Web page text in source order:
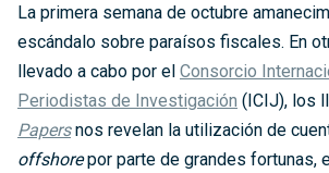
La primera semana de octubre
escándalo sobre paraísos fiscales. En
llevado a cabo por el Consorcio
Periodistas de Investigación (ICIJ), los
Papersnos revelan la utilización de
offshorepor parte de grandes fortunas,